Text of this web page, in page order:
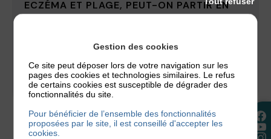
ECZÉMA ET PLAGE, PEUT-ON PARTIR EN
VACANCES AU BORD DE LA MER ?
avez peut-être prévu de partir à la plage. Mais qui
dit plage...
30 juillet 2026
Gestion des cookies
Ce site peut déposer lors de votre navigation sur les
pages des cookies et technologies similaires. Le refus
de certains cookies est susceptible de dégrader des
fonctionnalités du site.
Pour bénéficier de l’ensemble des fonctionnalités
proposées par le site, il est conseillé d'accepter les
cookies.